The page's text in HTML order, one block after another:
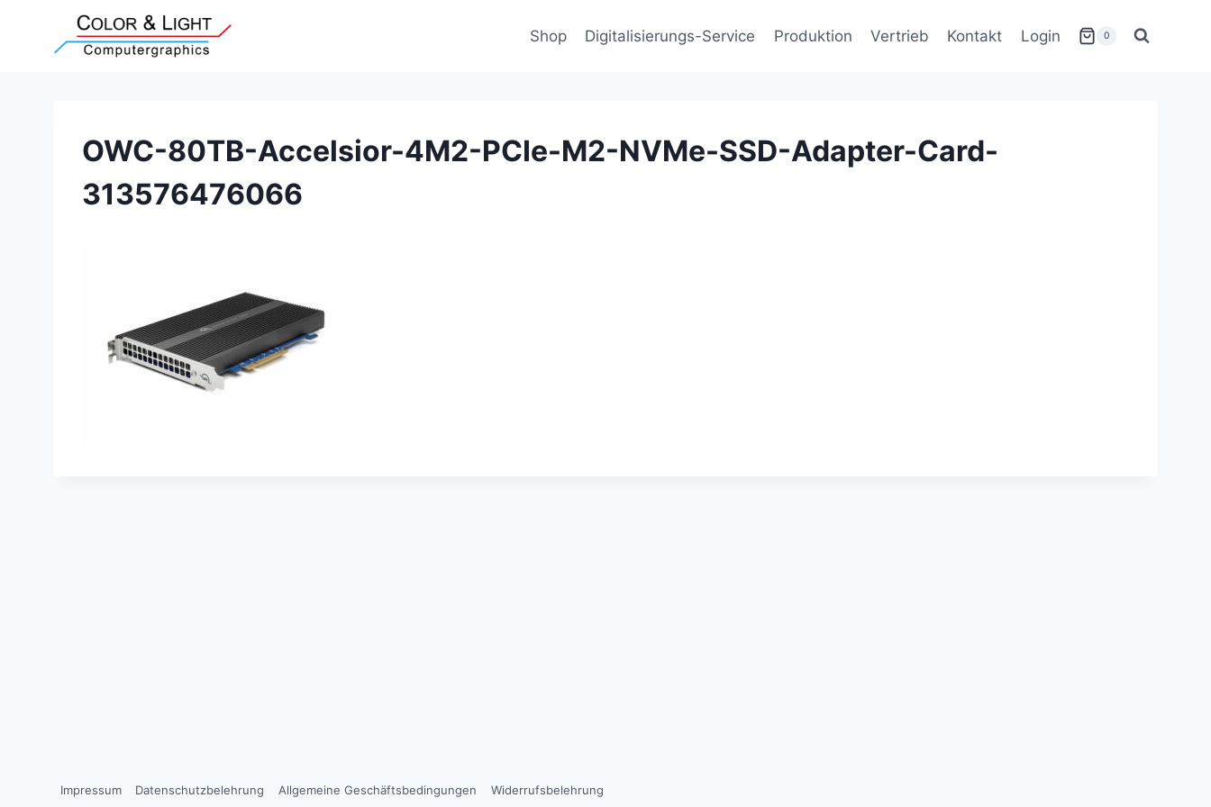
springen
Shop Digitalisierungs-Service Produktion Vertrieb Kontakt Login 0
OWC-80TB-Accelsior-4M2-PCIe-M2-NVMe-SSD-Adapter-Card-
313576476066
Impressum Datenschutzbelehrung Allgemeine Geschäftsbedingungen Widerrufsbelehrung